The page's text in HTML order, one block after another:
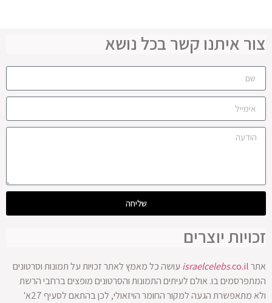
צור איתנו קשר בכל נושא
שליחה
זכויות יוצרים
אתר israelcelebs.co.il
עושה כל מאמץ לאתר זכויות על תמונות וסרטונים
המתפרסמים בו. אולם לעיתים התמונות והסרטונים מופצים ברחבי הרשת
ולא מתאפשרת הגעה למקור החומר הויזאולי, לכן בהתאם לסעיף 27א'